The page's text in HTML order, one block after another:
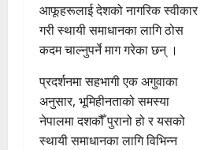
आफूहरूलाई देशको नागरिक स्वीकार
गरी स्थायी समाधानका लागि ठोस
कदम चाल्नुपर्ने माग गरेका छन् ।
प्रदर्शनमा सहभागी एक अगुवाका
अनुसार, भूमिहीनताको समस्या
नेपालमा दशकौँ पुरानो हो र यसको
स्थायी समाधानका लागि विभिन्न